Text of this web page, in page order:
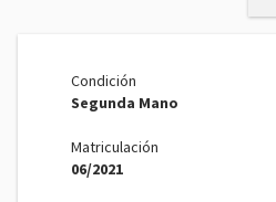
Condición
Segunda Mano
Matriculación
06/2021